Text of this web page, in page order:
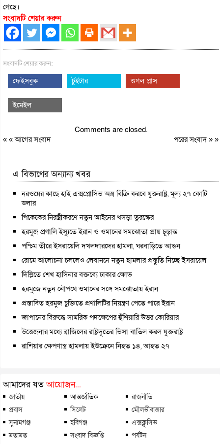
গেছে।
সংবাদটি শেয়ার করুন
সংবাদটি শেয়ার করুন:
ফেইসবুক টুইটার গুগল প্লাস
ইমেইল
Comments are closed.
« «আগের সংবাদ পরের সংবাদ» »
এ বিভাগের অন্যান্য খবর
নরওয়ের কাছে হাই এক্সপ্লোসিভ অস্ত্র বিক্রি করবে যুক্তরাষ্ট্র, মূল্য ২৭ কোটি
ডলার
পিকেকের নিরস্ত্রীকরণে নতুন আইনের খসড়া তুরস্কের
হরমুজ প্রণালি ইস্যুতে ইরান ও ওমানের সমঝোতা প্রায় চূড়ান্ত
পশ্চিম তীরে ইসরায়েলি দখলদারদের হামলা, ঘরবাড়িতে আগুন
রোমে আলোচনা চললেও লেবাননে নতুন হামলার প্রস্তুতি নিচ্ছে ইসরায়েল
দিল্লিতে শেখ হাসিনার বক্তব্যে ঢাকার ক্ষোভ
হরমুজে নতুন নৌপথে ওমানের সঙ্গে সমঝোতায় ইরান
প্রস্তাবিত হরমুজ চুক্তিতে প্রণালিটির নিয়ন্ত্রণ পেতে পারে ইরান
জাপানের বিরুদ্ধে সামরিক পদক্ষেপের হুঁশিয়ারি উত্তর কোরিয়ার
উত্তেজনার মধ্যে ব্রাজিলের রাষ্ট্রদূতের ভিসা বাতিল করল যুক্তরাষ্ট্র
রাশিয়ার ক্ষেপণাস্ত্র হামলায় ইউক্রেনে নিহত ১৪, আহত ২৭
আমাদের যতআয়োজন...
জাতীয় আন্তর্জাতিক
রাজনীতি
প্রবাস
সিলেট
মৌলভীবাজার
সুনামগঞ্জ
হবিগঞ্জ
এক্সক্লুসিভ
মতামত
সংবাদ বিজ্ঞপ্তি
পর্যটন